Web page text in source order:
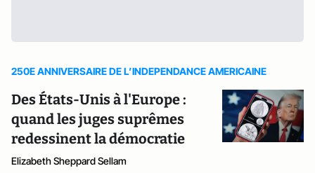
250E ANNIVERSAIRE DE L’INDEPENDANCE AMERICAINE
Des États-Unis à l'Europe :
quand les juges suprêmes
redessinent la démocratie
Elizabeth Sheppard Sellam